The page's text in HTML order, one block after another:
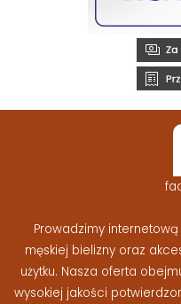
Prowadzimy
męskiej bielizny oraz
użytku. Nasza oferta
wysokiej jakości